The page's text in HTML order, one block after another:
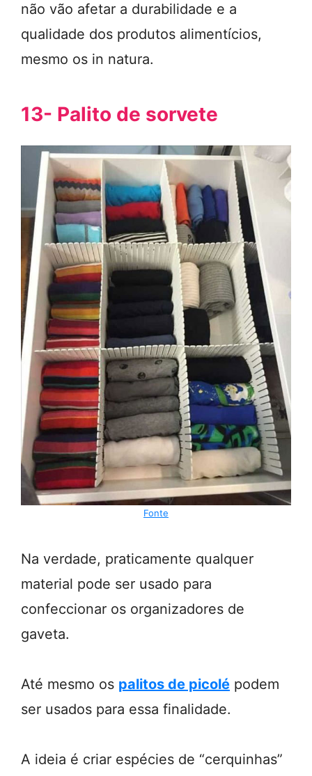
não vão afetar a durabilidade e a
qualidade dos produtos alimentícios,
mesmo os in natura.
13- Palito de sorvete
Fonte
Na verdade, praticamente qualquer
material pode ser usado para
confeccionar os organizadores de
gaveta.
Até mesmo os palitos de picolé podem
ser usados para essa finalidade.
A ideia é criar espécies de “cerquinhas”